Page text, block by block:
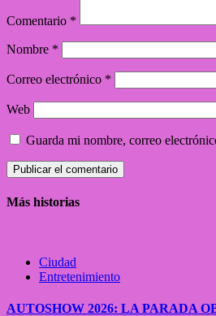
Comentario *
Nombre *
Correo electrónico *
Web
Guarda mi nombre, correo
Más historias
Ciudad
Entretenimiento
AUTOSHOW 2026: LA PARADA